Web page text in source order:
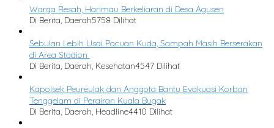
Warga Resah, Harimau Berkeliaran di Desa Agusen
Di Berita, Daerah5758 Dilihat
Sebulan Lebih Usai Pacuan Kuda, Sampah Masih Berserakan
di Area Stadion
Di Berita, Daerah, Kesehatan4547 Dilihat
Kapolsek Peureulak dan Anggota Bantu Evakuasi Korban
Tenggelam di Perairan Kuala Bugak
Di Berita, Daerah, Headline4410 Dilihat